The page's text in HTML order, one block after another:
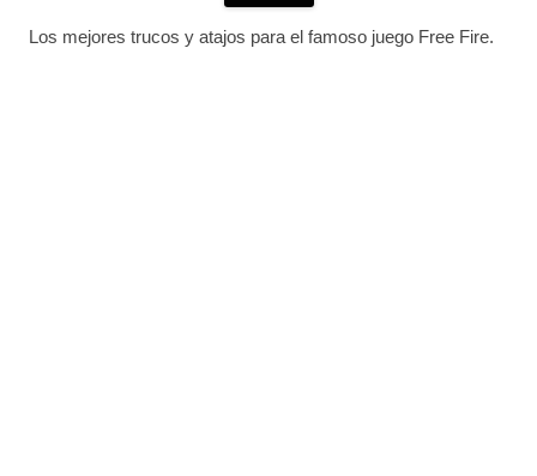
Los mejores trucos y atajos para el famoso juego Free Fire.